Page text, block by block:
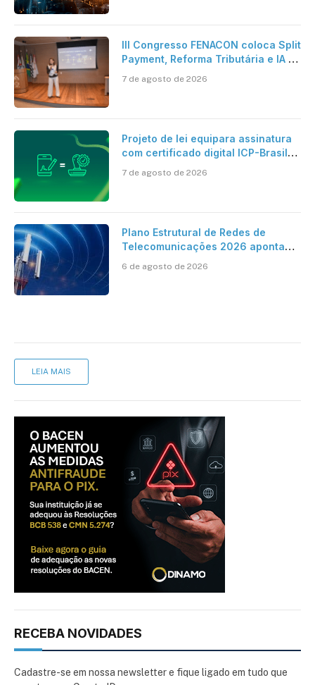
III Congresso FENACON coloca Split
Payment, Reforma Tributária e IA no
7 de agosto de 2026
Projeto de lei equipara assinatura
com certificado digital ICP-Brasil
cartório
7 de agosto de 2026
Plano Estrutural de Redes de
Telecomunicações 2026 aponta
mantém desafio
6 de agosto de 2026
LEIA MAIS
RECEBA NOVIDADES
Cadastre-se em nossa newsletter e fique ligado em tudo que